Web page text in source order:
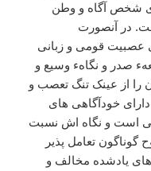
شخص آگاه و وطن
در آنصورت
عصبیت قومی و زبانی
صدر و نگاهء وسیع و
را از عینک تنگ تعصب و
خودآگاهی های
است و نگاه اش نسبت
تعامل پذیر
یادشده مخالف و